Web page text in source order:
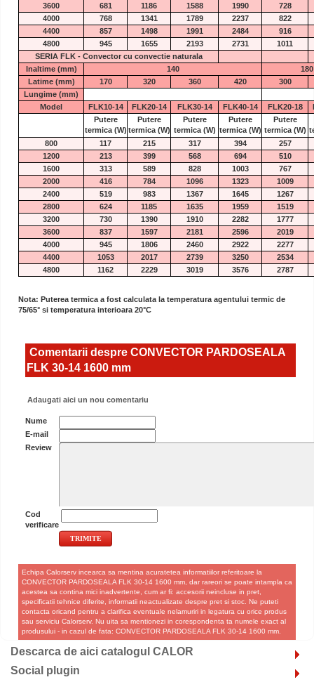
3600 681 1186 1588 1990
728
4000
768 1341 1789 2237
822
4400
857 1498 1991 2484
916
4800
945 1655 2193 2731
1011
SERIA FLK - Convector cu convectie naturala
Inaltime (mm)
140
180
Latime (mm)
170 320 360 420
300
Lungime (mm)
Model
FLK10-14 FLK20-14 FLK30-14 FLK40-14 FLK20-18
Putere
termica(W)
Putere
termica(W)
Putere
termica(W)
Putere
termica(W)
Putere
termica(W)
800
117 215 317 394
257
1200
213 399 568 694
510
1600
313 589 828 1003
767
2000
416 784 1096 1323
1009
2400
519 983 1367 1645
1267
2800
624 1185 1635 1959
1519
3200
730 1390 1910 2282
1777
3600
837 1597 2181 2596
2019
4000
945 1806 2460 2922
2277
4400
1053 2017 2739 3250
2534
4800
1162 2229 3019 3576 2787
Nota: Puterea termica a fost calculata la temperatura agentului termic de
75/65° si temperatura interioara 20°C
Comentarii despre CONVECTOR PARDOSEALA
FLK 30-14 1600 mm
Adaugati aici un nou comentariu
Nume
E-mail
Review
Cod
verificare
Echipa Calorserv incearca sa mentina acuratetea informatiilor referitoare la
CONVECTOR PARDOSEALA FLK 30-14 1600 mm, dar rareori se poate intampla ca
acestea sa contina mici inadvertente, cum ar fi: accesorii neincluse in pret,
specificatii tehnice diferite, informatii neactualizate despre pret si stoc. Ne puteti
contacta oricand pentru a clarifica eventuale nelamuriri in legatura cu orice produs
sau serviciu Calorserv. Nu uita sa mentionezi in corespondenta ta numele exact al
produsului - in cazul de fata: CONVECTOR PARDOSEALA FLK 30-14 1600 mm.
Descarca de aici catalogul CALOR
Social plugin